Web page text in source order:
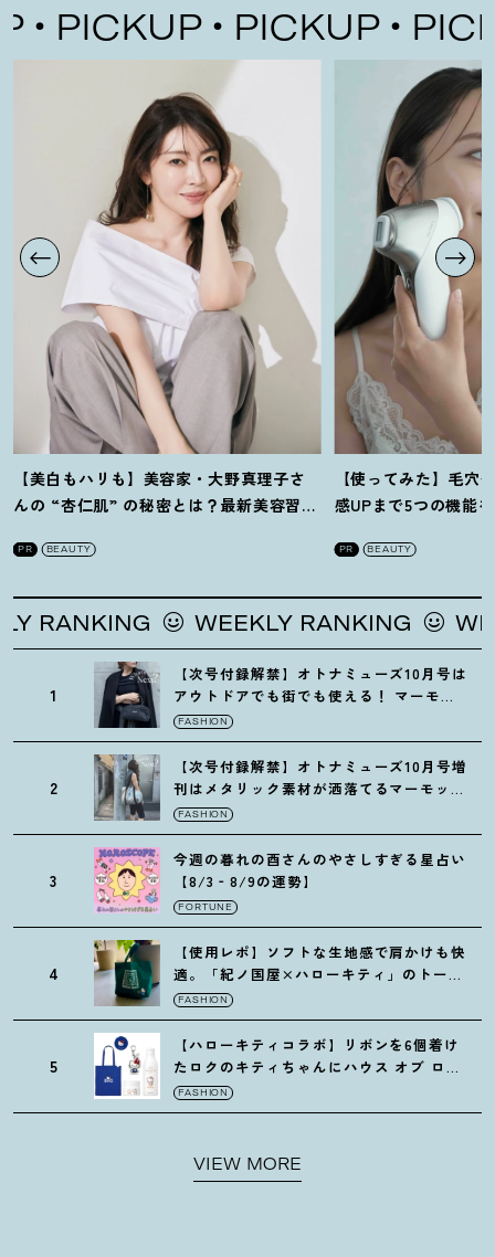
PICKUP PICKUP
【美白もハリも】美容家・大野真理子さ
んの “杏仁肌” の秘密とは ？ 最新美容習慣
PR BEAUTY
【使ってみた】毛穴
感UPまで5つの機能
PR BEAUTY
WEEKLY RANKING WEEKLY
1
【次号付録解禁】オトナミューズ10月号は
アウトドアでも街でも使える ！ マーモッ
トの黒ショルダー
FASHION
2
【次号付録解禁】オトナミューズ10月号増
刊はメタリック素材が洒落てるマーモット
の保冷バッグ
FASHION
3
今週の暮れの酉さんのやさしすぎる星占い
【8/3‐8/9の運勢】
FORTUNE
4
【使用レポ】ソフトな生地感で肩かけも快
適。「紀ノ国屋×ハローキティ」のトート
がガシガシ使えて最高です
FASHION
5
【ハローキティコラボ】リボンを6個着け
たロクのキティちゃんにハウス オブ ロー
ゼの限定パケも
FASHION
VIEW MORE